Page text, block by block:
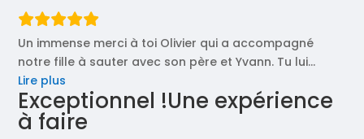
Un immense merci à toi Olivier qui a accompagné
notre fille à sauter avec son père et Yvann. Tu lui…
Lire plus
immense
merci
Exceptionnel !Une expérience
à faire